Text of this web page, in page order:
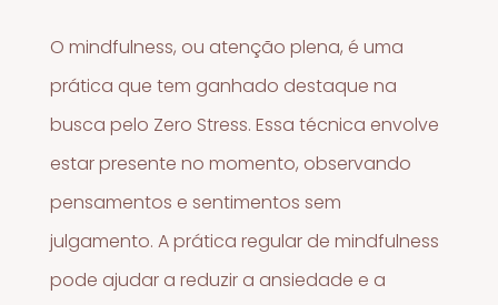
O mindfulness, ou atenção plena, é uma
prática que tem ganhado destaque na
busca pelo Zero Stress. Essa técnica envolve
estar presente no momento, observando
pensamentos e sentimentos sem
julgamento. A prática regular de mindfulness
pode ajudar a reduzir a ansiedade e a